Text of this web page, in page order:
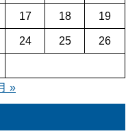
17 18 19
24 25 26
»